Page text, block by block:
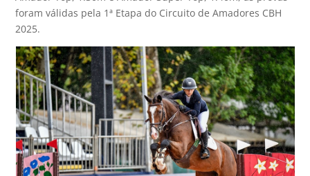
foram válidas pela 1ª Etapa do Circuito de Amadores CBH
2025.